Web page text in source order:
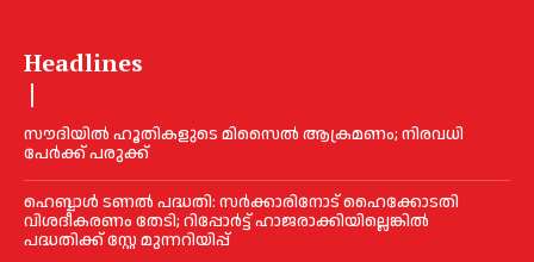
Headlines
സൗദിയിൽ ഹൂതികളുടെ മിസൈൽ ആക്രമണം; നിരവധി
പേർക്ക് പരുക്ക്
ഹെബ്ബാൾ ടണൽ പദ്ധതി: സർക്കാരിനോട് ഹൈക്കോടതി
വിശദീകരണം തേടി; റിപ്പോർട്ട് ഹാജരാക്കിയില്ലെങ്കിൽ
പദ്ധതിക്ക് സ്റ്റേ മുന്നറിയിപ്പ്